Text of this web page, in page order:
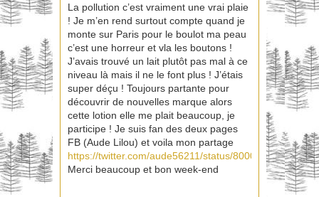
La pollution c’est vraiment une vrai plaie
! Je m’en rend surtout compte quand je
monte sur Paris pour le boulot ma peau
c’est une horreur et vla les boutons !
J’avais trouvé un lait plutôt pas mal à ce
niveau là mais il ne le font plus ! J’étais
super déçu ! Toujours partante pour
découvrir de nouvelles marque alors
cette lotion elle me plait beaucoup, je
participe ! Je suis fan des deux pages
FB (Aude Lilou) et voila mon partage
https://twitter.com/aude56211/status/
Merci beaucoup et bon week-end